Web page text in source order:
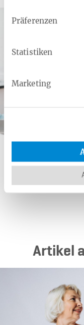
Präferenzen
Statistiken
Marketing
Cyberknife
Präzise
Ar­ti­kel